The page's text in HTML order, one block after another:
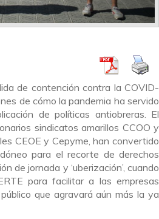
de contención contra la COVID-
de cómo la pandemia ha servido
de políticas antiobreras. El
sindicatos amarillos CCOO y
CEOE y Cepyme, han convertido
para el recorte de derechos
de jornada y ‘uberización’, cuando
para facilitar a las empresas
que agravará aún más la ya